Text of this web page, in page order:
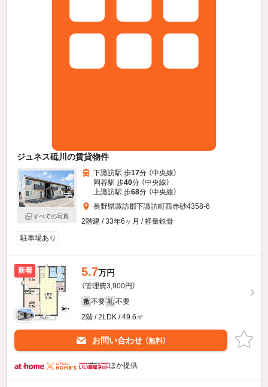
ジュネス砥川の賃貸物件
すべての写真
下諏訪駅 歩17分 （中央線）
岡谷駅 歩40分 （中央線）
上諏訪駅 歩68分 （中央線）
長野県諏訪郡下諏訪町西赤砂4358-6
2階建 / 33年6ヶ月 / 軽量鉄骨
駐車場あり
新着 5.7万円
（管理費3,900円）
敷 不要 礼 不要
2階 / 2LDK / 49.6㎡
お問い合わせ （無料）
ほか提供